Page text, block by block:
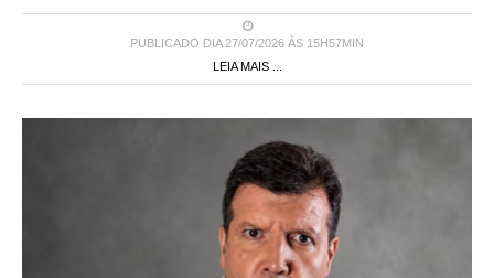
PUBLICADO DIA 27/07/2026 ÀS 15H57MIN
LEIA MAIS ...